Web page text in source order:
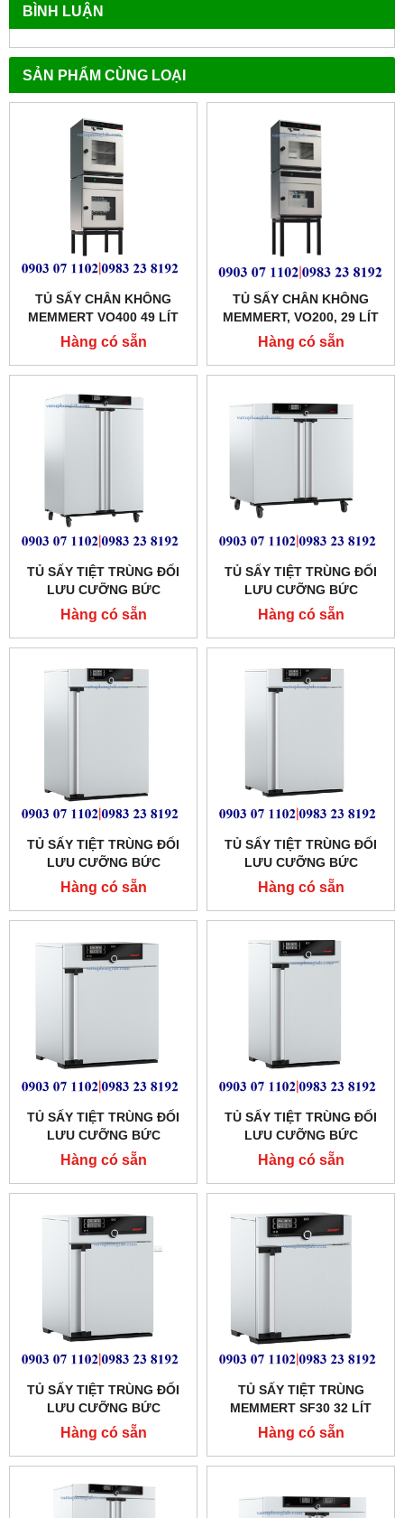
BÌNH LUẬN
SẢN PHẨM CÙNG LOẠI
TỦ SẤY CHÂN KHÔNG
MEMMERT VO400 49 LÍT
Hàng có sẵn
TỦ SẤY CHÂN KHÔNG
MEMMERT, VO200, 29 LÍT
Hàng có sẵn
TỦ SẤY TIỆT TRÙNG ĐỐI
LƯU CƯỠNG BỨC
MEMMERT 749 LÍT
MODEL:SF750
Hàng có sẵn
TỦ SẤY TIỆT TRÙNG ĐỐI
LƯU CƯỠNG BỨC
MEMMERT 449 LÍT MODEL:
SF450
Hàng có sẵn
TỦ SẤY TIỆT TRÙNG ĐỐI
LƯU CƯỠNG BỨC
MEMMERT 256 LÍT
MODEL:SF260
Hàng có sẵn
TỦ SẤY TIỆT TRÙNG ĐỐI
LƯU CƯỠNG BỨC
MEMMERT 161 LÍT MODEL:
SF160
Hàng có sẵn
TỦ SẤY TIỆT TRÙNG ĐỐI
LƯU CƯỠNG BỨC
MEMMERT 108 LÍT
MODEL:SF110
Hàng có sẵn
TỦ SẤY TIỆT TRÙNG ĐỐI
LƯU CƯỠNG BỨC
MEMMERT 74 LÍT
MODEL:SF75
Hàng có sẵn
TỦ SẤY TIỆT TRÙNG ĐỐI
LƯU CƯỠNG BỨC
MEMMERT 53 LÍT
MODEL:SF55
Hàng có sẵn
TỦ SẤY TIỆT TRÙNG
MEMMERT SF30 32 LÍT
Hàng có sẵn